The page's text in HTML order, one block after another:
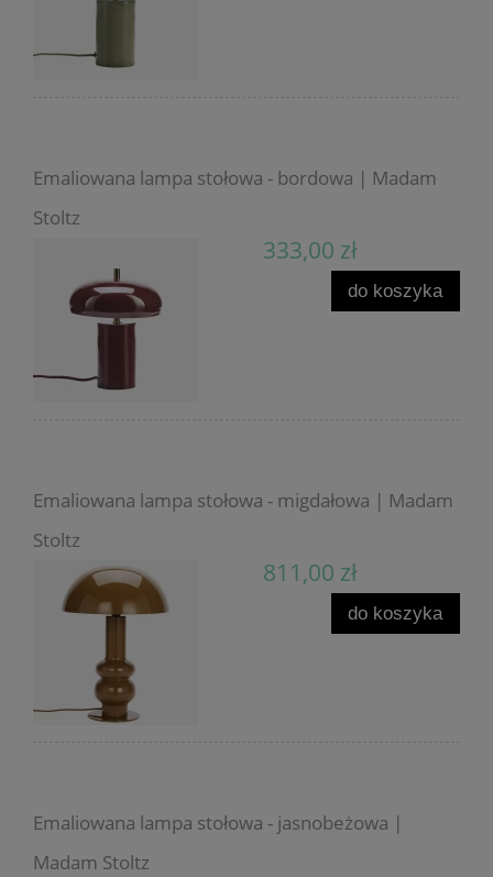
Emaliowana lampa stołowa - bordowa | Madam
Stoltz
333,00 zł
do koszyka
Emaliowana lampa stołowa - migdałowa | Madam
Stoltz
811,00 zł
do koszyka
Emaliowana lampa stołowa - jasnobeżowa |
Madam Stoltz